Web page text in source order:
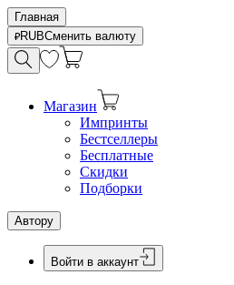
Главная
RUBСменить валюту
Магазин
Импринты
Бестселлеры
Бесплатные
Скидки
Подборки
Автору
Войти в аккаунт